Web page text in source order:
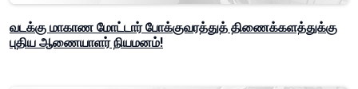
வடக்கு மாகாண மோட்டார் போக்குவரத்துத் திணைக்களத்துக்கு
புதிய ஆணையாளர் நியமனம்!